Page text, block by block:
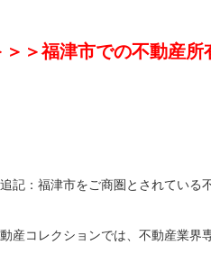
＞＞福津市での不動産
追記：福津市をご商圏とされている
産コレクションでは、不動産業界